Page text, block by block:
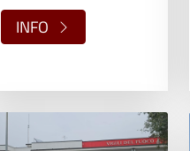
INFO